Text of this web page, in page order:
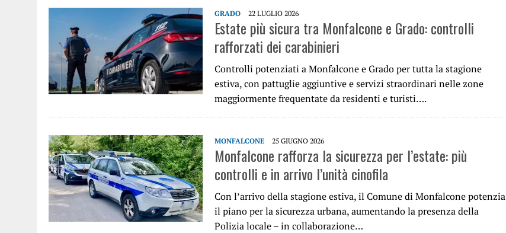
GRADO 22 LUGLIO 2026
Estate più sicura tra Monfalcone e Grado: controlli
rafforzati dei carabinieri
Controlli potenziati a Monfalcone e Grado per tutta la stagione
estiva, con pattuglie aggiuntive e servizi straordinari nelle zone
maggiormente frequentate da residenti e turisti….
MONFALCONE 25 GIUGNO 2026
Monfalcone rafforza la sicurezza per l’estate: più
controlli e in arrivo l’unità cinofila
Con l’arrivo della stagione estiva, il Comune di Monfalcone potenzia
il piano per la sicurezza urbana, aumentando la presenza della
Polizia locale – in collaborazione…